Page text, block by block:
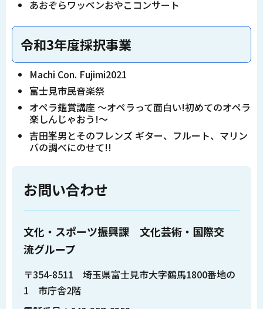
あおぞらワッペンおやこコンサート
令和3年度採択事業
Machi Con. Fujimi2021
富士見市民音楽祭
オペラ鑑賞講座 ～オペラって面白い!初めてのオペラ
楽しんじゃおう!～
吉田峯男とそのフレンズ ギター、フルート、マリン
バの調べにのせて!!
お問い合わせ
文化・スポーツ振興課 文化芸術・国際交
流グループ
〒354-8511 埼玉県富士見市大字鶴馬1800番地の
1 市庁舎2階